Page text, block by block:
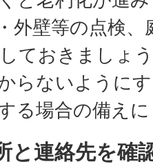
外壁等の点検
ておきましょ
らないように
る場合の備え
と連絡先を確